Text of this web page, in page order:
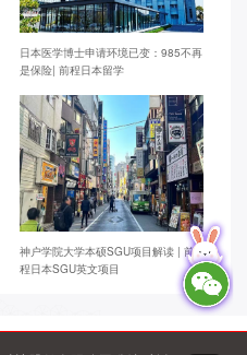
日本医学博士申请环境已变：985不再
是保险| 前程日本留学
神户学院大学本硕SGU项目解读 | 前
程日本SGU英文项目